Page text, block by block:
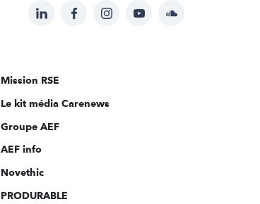
Suivez-
sur:
LinkedInFacebookInstagramYouTubeSoundcloud
Mission RSE
Le kit média Carenews
Groupe AEF
AEF info
Novethic
PRODURABLE